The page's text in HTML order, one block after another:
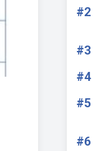
#2
#3
#4
#5
#6